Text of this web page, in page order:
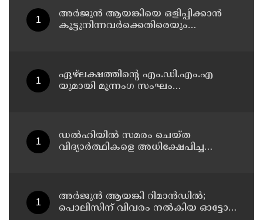
അർജുൻ ആയങ്കിയെ ഒളിപ്പിക്കാൻ
കൂട്ടുനിന്നവർക്കെതിരെയും
ഏഴ്ലക്ഷത്തിൻ്റെ എം.ഡി.എം.എ
യുമായി മൂന്നംഗ സംഘം
ഡൽഹിയിൽ സമരം ചെയ്ത
വിദ്യാർത്ഥികളെ അധിക്ഷേപിച്ച
അര്‍ജുന്‍ ആയങ്കി റിമാന്‍ഡില്‍;
പൊലിസിന് വിവരം നൽകിയ ഓട്ടോ